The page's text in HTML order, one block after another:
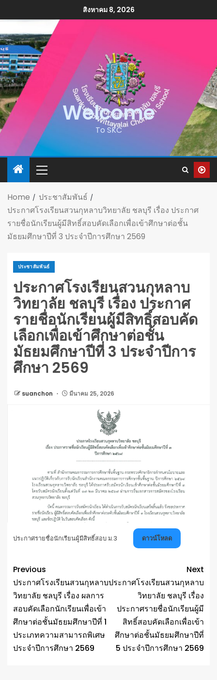
สิงหาคม 8, 2026
Welcome
To SKC
Home
ประชาสัมพันธ์
ประกาศโรงเรียนสวนกุหลาบวิทยาลัย ชลบุรี เรื่อง ประกาศ
รายชื่อนักเรียนผู้มีสิทธิ์สอบคัดเลือกเพื่อเข้าศึกษาต่อชั้น
มัธยมศึกษาปีที่ 3 ประจำปีการศึกษา 2569
ประชาสัมพันธ์
ประกาศโรงเรียนสวนกุหลาบ
วิทยาลัย ชลบุรี เรื่อง ประกาศ
รายชื่อนักเรียนผู้มีสิทธิ์สอบคัด
เลือกเพื่อเข้าศึกษาต่อชั้น
มัธยมศึกษาปีที่ 3 ประจำปีการ
ศึกษา 2569
suanchon มีนาคม 25, 2026
ประกาศรายชื่อนักเรียนผู้มีสิทธิ์สอบ ม.3 ดาวน์โหลด
Previous
ประกาศโรงเรียนสวนกุหลาบ
วิทยาลัย ชลบุรี เรื่อง ผลการ
สอบคัดเลือกนักเรียนเพื่อเข้า
ศึกษาต่อชั้นมัธยมศึกษาปีที่ 1
ประเภทความสามารถพิเศษ
ประจำปีการศึกษา 2569
Next
ประกาศโรงเรียนสวนกุหลาบ
วิทยาลัย ชลบุรี เรื่อง
ประกาศรายชื่อนักเรียนผู้มี
สิทธิ์สอบคัดเลือกเพื่อเข้า
ศึกษาต่อชั้นมัธยมศึกษาปีที่
5 ประจำปีการศึกษา 2569